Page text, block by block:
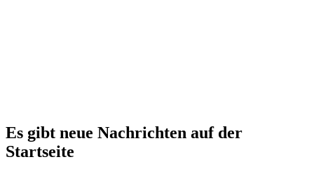
Es gibt neue Nachrichten auf der
Startseite